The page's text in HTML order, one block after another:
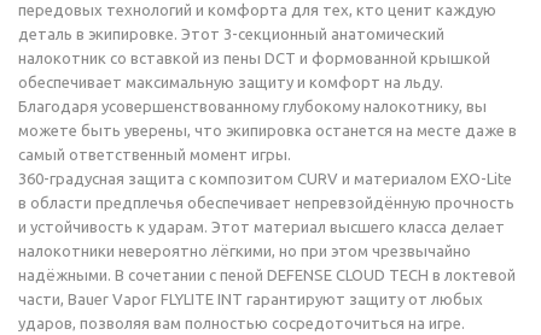
передовых технологий и комфорта для тех, кто ценит каждую
деталь в экипировке. Этот 3-секционный анатомический
налокотник со вставкой из пены DCT и формованной крышкой
обеспечивает максимальную защиту и комфорт на льду.
Благодаря усовершенствованному глубокому налокотнику, вы
можете быть уверены, что экипировка останется на месте даже в
самый ответственный момент игры.
360-градусная защита с композитом CURV и материалом EXO-Lite
в области предплечья обеспечивает непревзойдённую прочность
и устойчивость к ударам. Этот материал высшего класса делает
налокотники невероятно лёгкими, но при этом чрезвычайно
надёжными. В сочетании с пеной DEFENSE CLOUD TECH в локтевой
части, Bauer Vapor FLYLITE INT гарантируют защиту от любых
ударов, позволяя вам полностью сосредоточиться на игре.